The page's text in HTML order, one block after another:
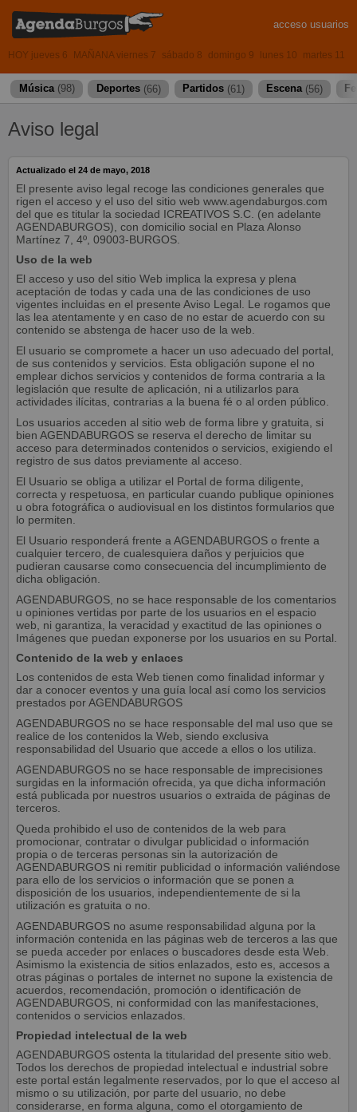
acceso usuarios
HOY jueves 6 MAÑANA viernes 7 sábado 8 domingo 9 lunes 10 martes 11
Música (98) Deportes (66) Partidos (61) Escena (56)
Aviso legal
Actualizado el 24 de mayo, 2018
El presente aviso legal recoge las condiciones generales que
rigen el acceso y el uso del sitio web www.agendaburgos.com
del que es titular la sociedad ICREATIVOS S.C. (en adelante
AGENDABURGOS), con domicilio social en Plaza Alonso
Martínez 7, 4º, 09003-BURGOS.
Uso de la web
El acceso y uso del sitio Web implica la expresa y plena
aceptación de todas y cada una de las condiciones de uso
vigentes incluidas en el presente Aviso Legal. Le rogamos que
las lea atentamente y en caso de no estar de acuerdo con su
contenido se abstenga de hacer uso de la web.
El usuario se compromete a hacer un uso adecuado del portal,
de sus contenidos y servicios. Esta obligación supone el no
emplear dichos servicios y contenidos de forma contraria a la
legislación que resulte de aplicación, ni a utilizarlos para
actividades ilícitas, contrarias a la buena fé o al orden público.
Los usuarios acceden al sitio web de forma libre y gratuita, si
bien AGENDABURGOS se reserva el derecho de limitar su
acceso para determinados contenidos o servicios, exigiendo el
registro de sus datos previamente al acceso.
El Usuario se obliga a utilizar el Portal de forma diligente,
correcta y respetuosa, en particular cuando publique opiniones
u obra fotográfica o audiovisual en los distintos formularios que
lo permiten.
El Usuario responderá frente a AGENDABURGOS o frente a
cualquier tercero, de cualesquiera daños y perjuicios que
pudieran causarse como consecuencia del incumplimiento de
dicha obligación.
AGENDABURGOS, no se hace responsable de los comentarios
u opiniones vertidas por parte de los usuarios en el espacio
web, ni garantiza, la veracidad y exactitud de las opiniones o
Imágenes que puedan exponerse por los usuarios en su Portal.
Contenido de la web y enlaces
Los contenidos de esta Web tienen como finalidad informar y
dar a conocer eventos y una guía local así como los servicios
prestados por AGENDABURGOS
AGENDABURGOS no se hace responsable del mal uso que se
realice de los contenidos la Web, siendo exclusiva
responsabilidad del Usuario que accede a ellos o los utiliza.
AGENDABURGOS no se hace responsable de imprecisiones
surgidas en la información ofrecida, ya que dicha información
está publicada por nuestros usuarios o extraida de páginas de
terceros.
Queda prohibido el uso de contenidos de la web para
promocionar, contratar o divulgar publicidad o información
propia o de terceras personas sin la autorización de
AGENDABURGOS ni remitir publicidad o información valiéndose
para ello de los servicios o información que se ponen a
disposición de los usuarios, independientemente de si la
utilización es gratuita o no.
AGENDABURGOS no asume responsabilidad alguna por la
información contenida en las páginas web de terceros a las que
se pueda acceder por enlaces o buscadores desde esta Web.
Asimismo la existencia de sitios enlazados, esto es, accesos a
otras páginas o portales de internet no supone la existencia de
acuerdos, recomendación, promoción o identificación de
AGENDABURGOS, ni conformidad con las manifestaciones,
contenidos o servicios enlazados.
Propiedad intelectual de la web
AGENDABURGOS ostenta la titularidad del presente sitio web.
Todos los derechos de propiedad intelectual e industrial sobre
este portal están legalmente reservados, por lo que el acceso al
mismo o su utilización, por parte del usuario, no debe
considerarse, en forma alguna, como el otorgamiento de